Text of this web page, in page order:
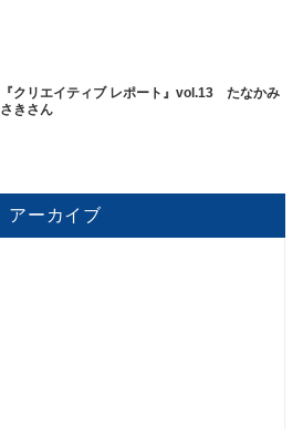
『クリエイティブ レポート』vol.13 たなかみ
さきさん
アーカイブ